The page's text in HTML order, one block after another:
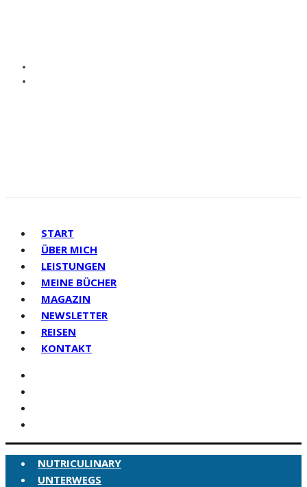
START
ÜBER MICH
LEISTUNGEN
MEINE BÜCHER
MAGAZIN
NEWSLETTER
REISEN
KONTAKT
NUTRICULINARY
UNTERWEGS